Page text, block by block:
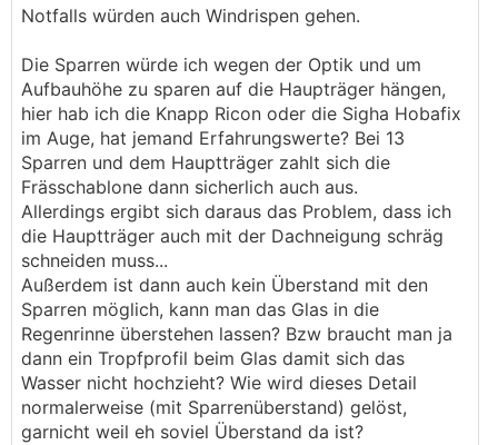
Notfalls würden auch Windrispen gehen.
Die Sparren würde ich wegen der Optik und um
Aufbauhöhe zu sparen auf die Haupträger hängen,
hier hab ich die Knapp Ricon oder die Sigha Hobafix
im Auge, hat jemand Erfahrungswerte? Bei 13
Sparren und dem Hauptträger zahlt sich die
Frässchablone dann sicherlich auch aus.
Allerdings ergibt sich daraus das Problem, dass ich
die Hauptträger auch mit der Dachneigung schräg
schneiden muss...
Außerdem ist dann auch kein Überstand mit den
Sparren möglich, kann man das Glas in die
Regenrinne überstehen lassen? Bzw braucht man ja
dann ein Tropfprofil beim Glas damit sich das
Wasser nicht hochzieht? Wie wird dieses Detail
normalerweise (mit Sparrenüberstand) gelöst,
garnicht weil eh soviel Überstand da ist?